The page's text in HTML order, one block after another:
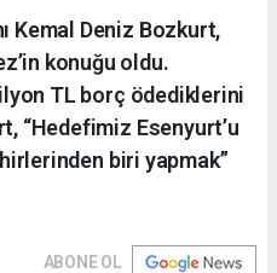
Kemal Deniz Bozkurt,
konuğu oldu.
TL borç ödediklerini
“Hedefimiz Esenyurt’u
biri yapmak”
ABONE OL